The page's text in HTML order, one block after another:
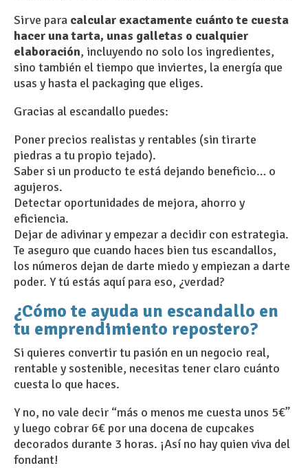
Sirve para calcular exactamente cuánto te cuesta
hacer una tarta, unas galletas o cualquier
elaboración, incluyendo no solo los ingredientes,
sino también el tiempo que inviertes, la energía que
usas y hasta el packaging que eliges.
Gracias al escandallo puedes:
Poner precios realistas y rentables (sin tirarte
piedras a tu propio tejado).
Saber si un producto te está dejando beneficio… o
agujeros.
Detectar oportunidades de mejora, ahorro y
eficiencia.
Dejar de adivinar y empezar a decidir con estrategia.
Te aseguro que cuando haces bien tus escandallos,
los números dejan de darte miedo y empiezan a darte
poder. Y tú estás aquí para eso, ¿verdad?
¿Cómo te ayuda un escandallo en
tu emprendimiento repostero?
Si quieres convertir tu pasión en un negocio real,
rentable y sostenible, necesitas tener claro cuánto
cuesta lo que haces.
Y no, no vale decir “más o menos me cuesta unos 5€”
y luego cobrar 6€ por una docena de cupcakes
decorados durante 3 horas. ¡Así no hay quien viva del
fondant!